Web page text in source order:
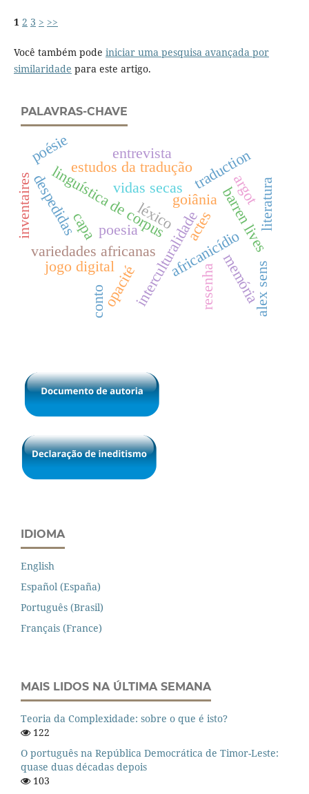
1 2 3 > >>
Você também pode iniciar uma pesquisa avançada por
similaridade para este artigo.
PALAVRAS-CHAVE
interculturalidade
variedades africanas africanicídio
goiânia
linguística de corpus
vidas secas barren lives
estudos da tradução
resenha
jogo digital
despedidas
entrevista
inventaires
poésie
opacité
traduction
argot
léxico literatura
poesia
capa
memória
alex sens
conto
actes
IDIOMA
English
Español (España)
Português (Brasil)
Français (France)
MAIS LIDOS NA ÚLTIMA SEMANA
Teoria da Complexidade: sobre o que é isto?
122
O português na República Democrática de Timor-Leste:
quase duas décadas depois
103